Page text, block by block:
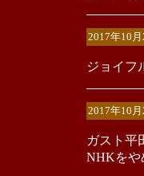
2017年10
ジョイフ
2017年10
ガスト平
NHKをや